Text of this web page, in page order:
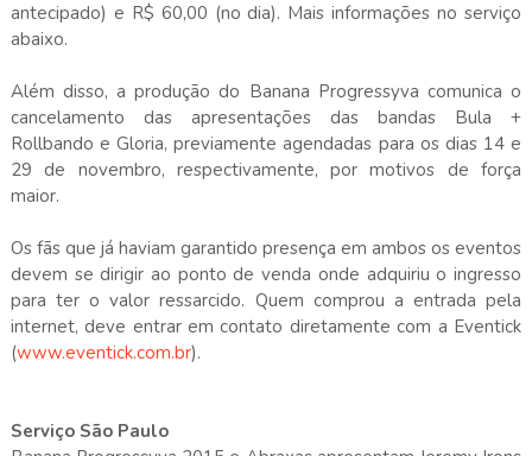
antecipado) e R$ 60,00 (no dia). Mais informações no serviço
abaixo.
Além disso, a produção do Banana Progressyva comunica o
cancelamento das apresentações das bandas Bula +
Rollbando e Gloria, previamente agendadas para os dias 14 e
29 de novembro, respectivamente, por motivos de força
maior.
Os fãs que já haviam garantido presença em ambos os eventos
devem se dirigir ao ponto de venda onde adquiriu o ingresso
para ter o valor ressarcido. Quem comprou a entrada pela
internet, deve entrar em contato diretamente com a Eventick
(www.eventick.com.br).
Serviço São Paulo